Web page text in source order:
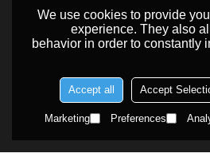
We use cookies to provide
experience. They also
behavior in order to constantly
Accept
Accept all
Preferences
Marketing